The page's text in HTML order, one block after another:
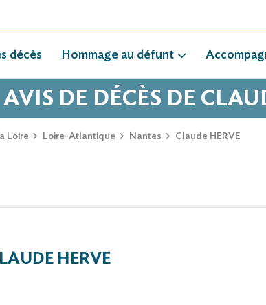
décès Hommage au défunt
AVIS DE DÉCÈS DE
Loire Loire-Atlantique Nantes Claude HERVE
HERVE